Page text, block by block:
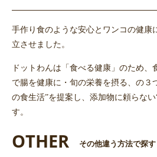
手作り食のような安心とワンコの健康
立させました。
ドットわんは「食べる健康」のため、
で腸を健康に・旬の栄養を摂る、の３
の食生活”を提案し、添加物に頼らな
す。
OTHER その他違う方法で探す